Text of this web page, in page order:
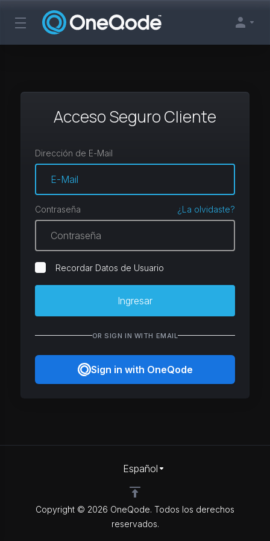
Acceso Seguro Cliente
Dirección de E-Mail
Contraseña ¿La olvidaste?
Recordar Datos de Usuario
Ingresar
OR SIGN IN WITH EMAIL
Sign in with OneQode
Copyright © 2026 OneQode. Todos los derechos
reservados.
Español